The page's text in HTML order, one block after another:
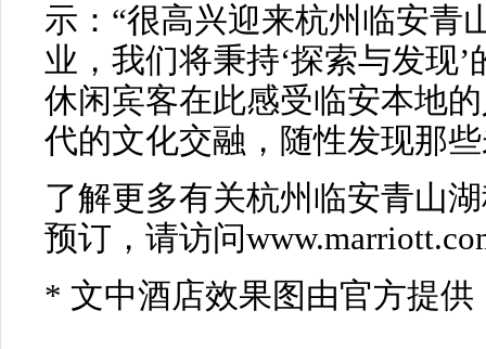
示：“很高兴迎来杭州临安青
业，我们将秉持‘探索与发现
休闲宾客在此感受临安本地
代的文化交融，随性发现那
了解更多有关杭州临安青山
预订，请访问
* 文中酒店效果图由官方提供